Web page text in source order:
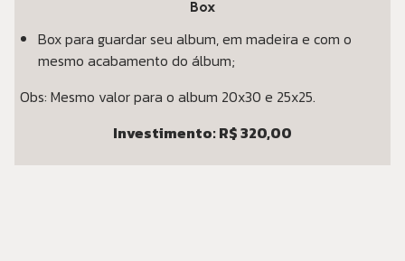
Box
Box para guardar seu album, em madeira e com o
mesmo acabamento do álbum;
Obs: Mesmo valor para o album 20x30 e 25x25.
Investimento: R$ 320,00